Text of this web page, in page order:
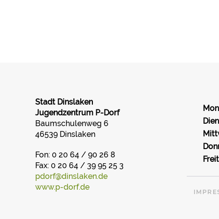
Stadt Dinslaken
Jugendzentrum P-Dorf
Baumschulenweg 6
46539 Dinslaken
Fon: 0 20 64 / 90 26 8
Fax: 0 20 64 / 39 95 25 3
pdorf@dinslaken.de
www.p-dorf.de